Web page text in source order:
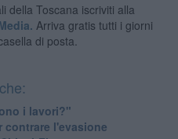
della Toscana iscriviti alla
Arriva gratis tutti i giorni
di posta.
i lavori?"
contrare l'evasione